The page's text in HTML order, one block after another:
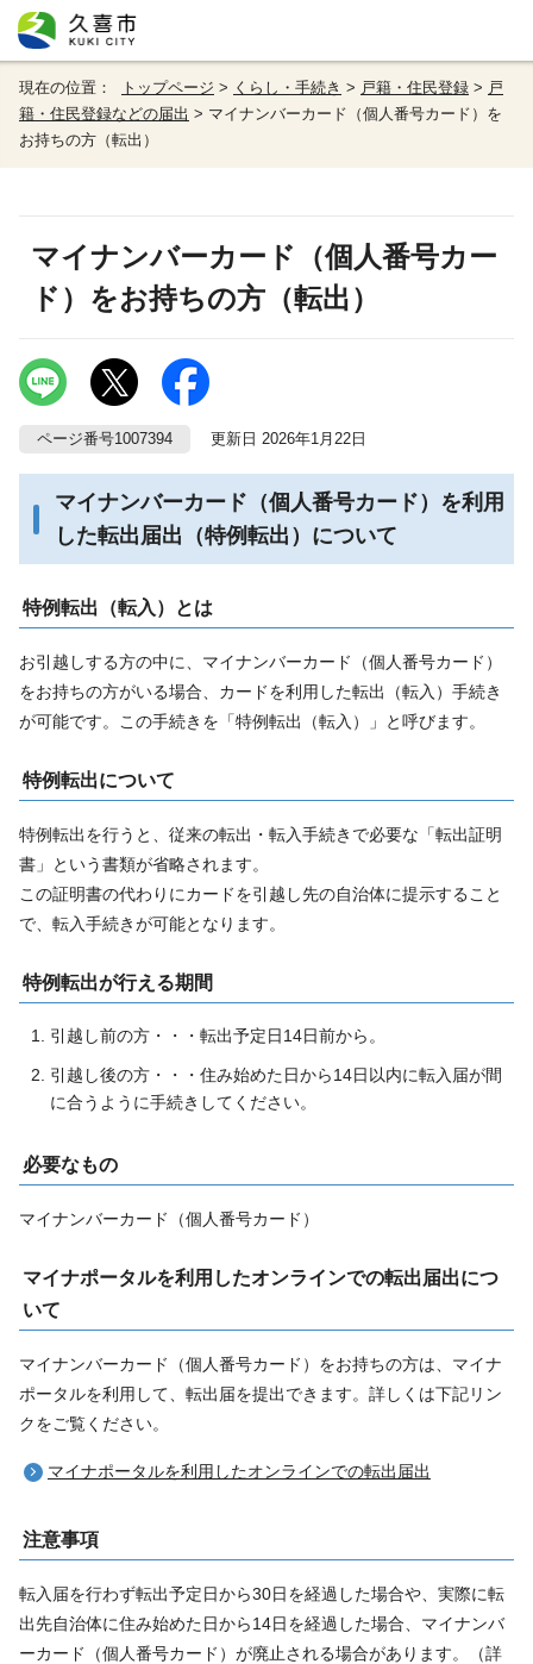
現在の位置： トップページ > くらし・手続き > 戸籍・住民登録 > 戸
籍・住民登録などの届出 > マイナンバーカード（個人番号カード）を
お持ちの方（転出）
マイナンバーカード（個人番号カー
ド）をお持ちの方（転出）
ページ番号1007394 更新日 2026年1月22日
マイナンバーカード（個人番号カード）を利用
した転出届出（特例転出）について
特例転出（転入）とは
お引越しする方の中に、マイナンバーカード（個人番号カード）
をお持ちの方がいる場合、カードを利用した転出（転入）手続き
が可能です。この手続きを「特例転出（転入）」と呼びます。
特例転出について
特例転出を行うと、従来の転出・転入手続きで必要な「転出証明
書」という書類が省略されます。
この証明書の代わりにカードを引越し先の自治体に提示すること
で、転入手続きが可能となります。
特例転出が行える期間
引越し前の方・・・転出予定日14日前から。
引越し後の方・・・住み始めた日から14日以内に転入届が間
に合うように手続きしてください。
必要なもの
マイナンバーカード（個人番号カード）
マイナポータルを利用したオンラインでの転出届出につ
いて
マイナンバーカード（個人番号カード）をお持ちの方は、マイナ
ポータルを利用して、転出届を提出できます。詳しくは下記リン
クをご覧ください。
マイナポータルを利用したオンラインでの転出届出
注意事項
転入届を行わず転出予定日から30日を経過した場合や、実際に転
出先自治体に住み始めた日から14日を経過した場合、マイナンバ
ーカード（個人番号カード）が廃止される場合があります。（詳